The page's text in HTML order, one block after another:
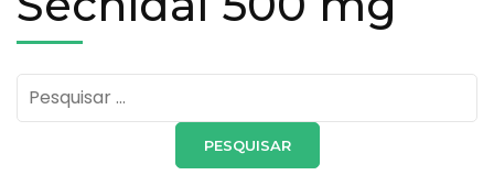
Pesquisar
por: